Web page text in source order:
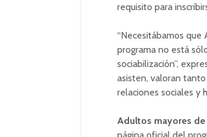
requisito para
“Necesitábamos
programa no está
sociabilización”,
asisten, valoran
relaciones sociales y
Adultos mayores de